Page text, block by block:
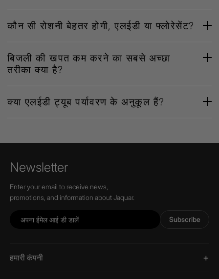
कौन सी रोशनी बेहतर होगी, एलईडी या फ्लोरेसेंट?
बिजली की खपत कम करने का सबसे अच्छा
तरीका क्या है?
क्या एलईडी ट्यूब पर्यावरण के अनुकूल हैं?
Newsletter
Enter your email to receive news,
promotions, and information about Jaquar.
Subscribe
हमारी कंपनी